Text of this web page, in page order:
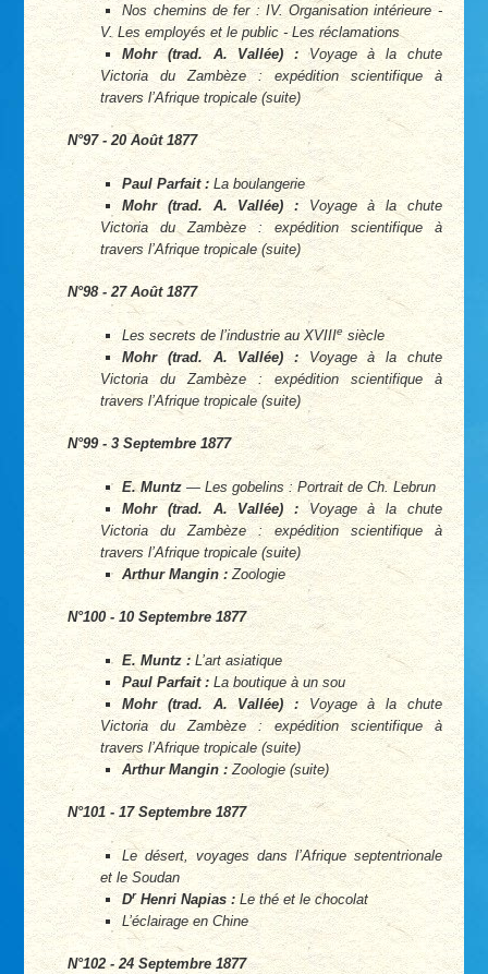
Nos chemins de fer :IV. Organisation intérieure -
V. Les employés et le public - Les réclamations
Mohr (trad. A. Vallée) : Voyage à la chute
Victoria du Zambèze : expédition scientifique à
travers l’Afrique tropicale (suite)
N°97 - 20 Août 1877
Paul Parfait : La boulangerie
Mohr (trad. A. Vallée) : Voyage à la chute
Victoria du Zambèze : expédition scientifique à
travers l’Afrique tropicale (suite)
N°98 - 27 Août 1877
Les secrets de l’industrie au XVIIIesiècle
Mohr (trad. A. Vallée) : Voyage à la chute
Victoria du Zambèze : expédition scientifique à
travers l’Afrique tropicale (suite)
N°99 - 3 Septembre 1877
E. Muntz —Les gobelins :Portrait de Ch. Lebrun
Mohr (trad. A. Vallée) : Voyage à la chute
Victoria du Zambèze : expédition scientifique à
travers l’Afrique tropicale (suite)
Arthur Mangin :Zoologie
N°100 - 10 Septembre 1877
E. Muntz :L’art asiatique
Paul Parfait : La boutique à un sou
Mohr (trad. A. Vallée) : Voyage à la chute
Victoria du Zambèze : expédition scientifique à
travers l’Afrique tropicale (suite)
Arthur Mangin : Zoologie (suite)
N°101 - 17 Septembre 1877
Le désert, voyages dans l’Afrique septentrionale
et le Soudan
DrHenri Napias :Le thé et le chocolat
L’éclairage en Chine
N°102 - 24 Septembre 1877